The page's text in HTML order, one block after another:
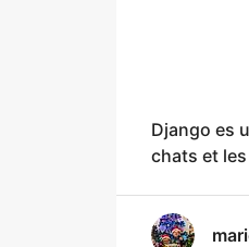
Django es
chats et